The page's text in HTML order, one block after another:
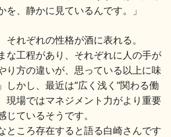
を、静かに見ているんです。」
それぞれの性格が酒に表れる。
な工程があり、それぞれに人の手が
り方の違いが、思っている以上に味
しかし、最近は“広く浅く”関わる働
現場ではマネジメント力がより重要
ているそうです。
ところ存在すると語る白崎さんです